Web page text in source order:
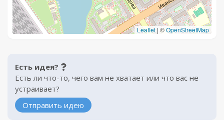
Leaflet | ©OpenStreetMap
Есть идея?
Есть ли что-то, чего вам не хватает или что вас не
устраивает?
Отправить идею